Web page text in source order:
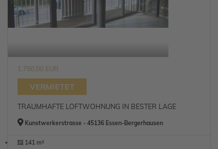
1.750,00 EUR
VERMIETET
TRAUMHAFTE LOFTWOHNUNG IN BESTER LAGE
Kunstwerkerstrasse - 45136 Essen-Bergerhausen
141 m²